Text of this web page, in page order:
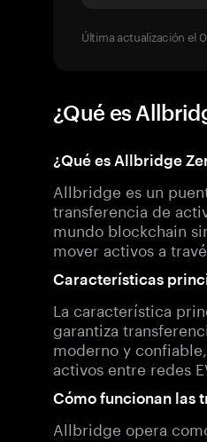
Última actualización el
¿Qué es
¿Qué es Allbridge
Allbridge es un
transferencia de
mundo blockchain
mover activos a
Características
La característica
garantiza
moderno y
activos entre redes
Cómo funcionan las
Allbridge opera